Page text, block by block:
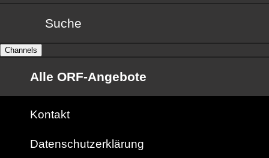
Suche
Channels
Alle ORF-Angebote
Kontakt
Datenschutzerklärung